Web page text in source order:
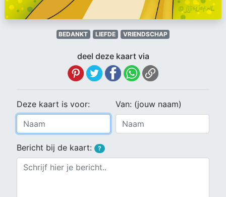
BEDANKT LIEFDE VRIENDSCHAP
deel deze kaart via
Deze kaart is voor: Van: (jouw naam)
Bericht bij de kaart: ?